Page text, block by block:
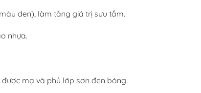
đen), làm tăng giá trị sưu tầm.
nhựa.
mạ và phủ lớp sơn đen bóng.